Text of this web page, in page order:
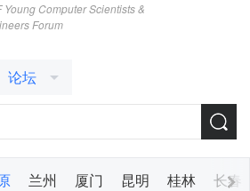
Young Computer Scientists &
Forum
论坛
兰州 厦门 昆明 桂林 长春